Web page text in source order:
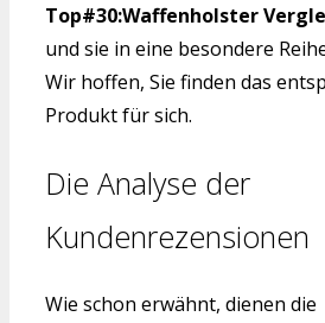
Top#30:Waffenholster
und sie in eine besondere
Wir hoffen, Sie finden das
Produkt für sich.
Die Analyse der
Kundenrezensionen
Wie schon erwähnt, dienen die